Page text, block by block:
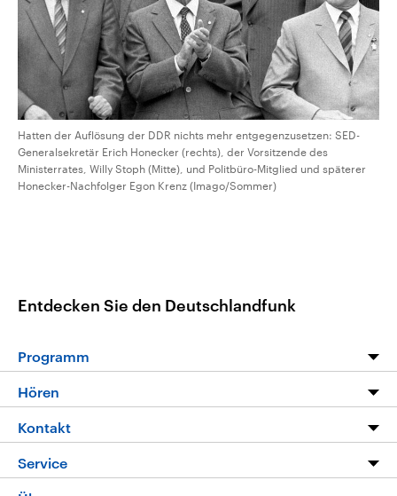
Hatten der Auflösung der DDR nichts mehr entgegenzusetzen: SED-
Generalsekretär Erich Honecker (rechts), der Vorsitzende des
Ministerrates, Willy Stoph (Mitte), und Politbüro-Mitglied und späterer
Honecker-Nachfolger Egon Krenz (Imago/Sommer)
Entdecken Sie den Deutschlandfunk
Programm
Programm
Die Nachrichten
Nachrichtenleicht
Hören
Livestream
Podcasts
Kontakt
Hörerservice
Service